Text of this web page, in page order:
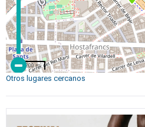
200 m
Otros lugares cercanos